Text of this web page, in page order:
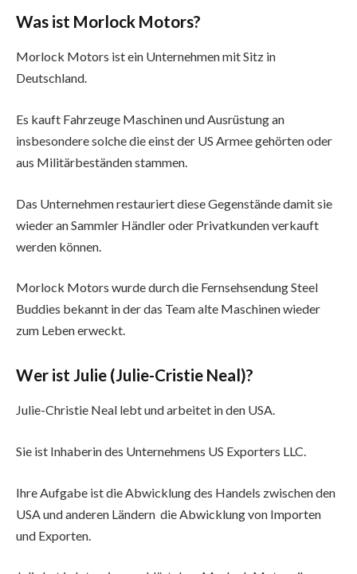
Was ist Morlock Motors?
Morlock Motors ist ein Unternehmen mit Sitz in
Deutschland.
Es kauft Fahrzeuge Maschinen und Ausrüstung an
insbesondere solche die einst der US Armee gehörten oder
aus Militärbeständen stammen.
Das Unternehmen restauriert diese Gegenstände damit sie
wieder an Sammler Händler oder Privatkunden verkauft
werden können.
Morlock Motors wurde durch die Fernsehsendung Steel
Buddies bekannt in der das Team alte Maschinen wieder
zum Leben erweckt.
Wer ist Julie (Julie-Cristie Neal)?
Julie-Christie Neal lebt und arbeitet in den USA.
Sie ist Inhaberin des Unternehmens US Exporters LLC.
Ihre Aufgabe ist die Abwicklung des Handels zwischen den
USA und anderen Ländern die Abwicklung von Importen
und Exporten.